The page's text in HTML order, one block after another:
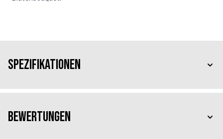
Spezifikationen
Bewertungen